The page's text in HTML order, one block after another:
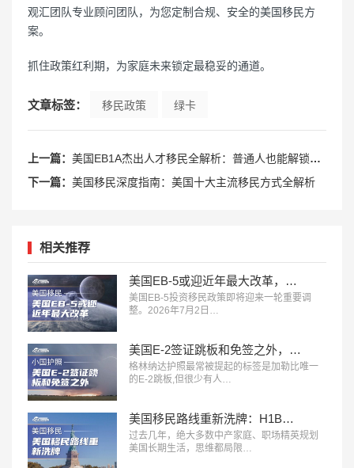
观汇团队专业顾问团队，为您定制合规、安全的美国移民方
案。
抓住政策红利期，为家庭未来锁定最稳妥的通道。
文章标签： 移民政策 绿卡
上一篇： 美国EB1A杰出人才移民全解析：普通人也能解锁的绿卡捷径
下一篇： 美国移民深度指南：美国十大主流移民方式全解析
相关推荐
美国EB-5或迎近年最大改革，投资门槛将定期上涨，申请人窗口期来了？
美国EB-5投资移民政策即将迎来一轮重要调
整。2026年7月2日…
美国E-2签证跳板和免签之外，这本护照给子女教育开了三扇门
格林纳达护照最常被提起的标签是加勒比唯一
的E-2跳板,但很少有人…
美国移民路线重新洗牌：H1B、L1、O1、EB1A、NIW、J2，哪条更适合你？
过去几年，绝大多数中产家庭、职场精英规划
美国长期生活，思维都局限…